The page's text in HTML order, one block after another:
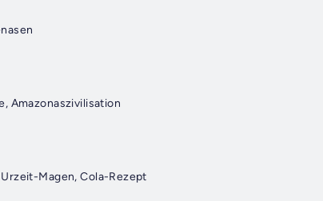
Amazonaszivilisation
Magen, Cola-Rezept